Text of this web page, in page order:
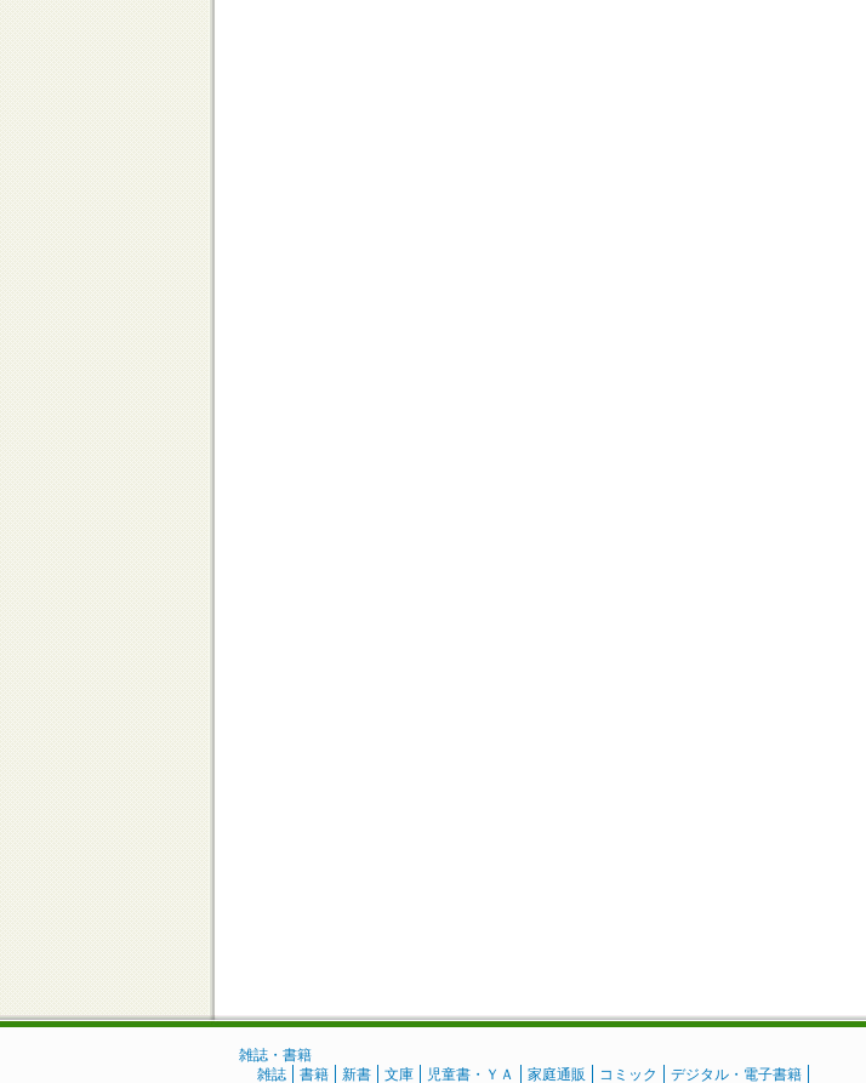
雑誌・書籍
雑誌
書籍 新書 文庫 児童書・ＹＡ 家庭通販 コミック デジタル・電子書籍